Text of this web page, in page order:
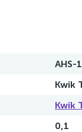
AHS-
Kwik
Kwik
0,1